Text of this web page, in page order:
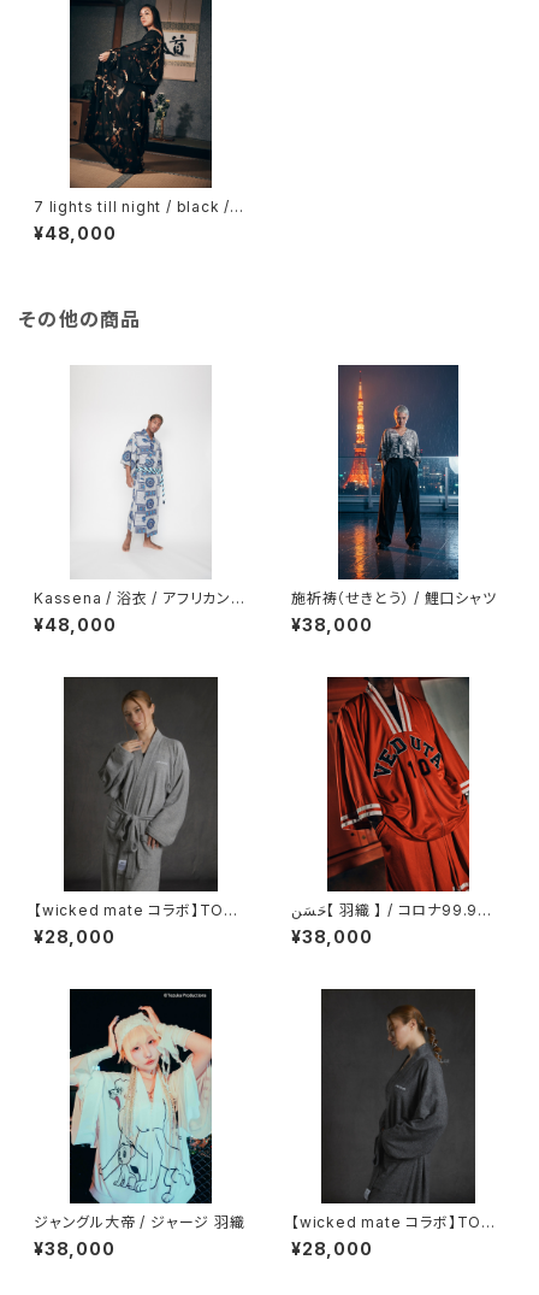
7 lights till night / black /
シフォン / ロングカーディガン
羽織【 同生地ベルト帯 付き 】
¥48,000
その他の商品
Kassena / 浴衣 / アフリカン
テキスタイル / ブルー グレー /
綿
¥48,000
施祈祷（せきとう） / 鯉口シャツ
¥38,000
【wicked mate コラボ】TOW
EL GOWN / gray
¥28,000
حَسَن【 羽織 】 / コロナ99.9%
カット / ハイブリッド メッシュ素
材 / ファスナー仕様
¥38,000
ジャングル大帝 / ジャージ 羽織
¥38,000
【wicked mate コラボ】TOW
EL GOWN / charcoal
¥28,000